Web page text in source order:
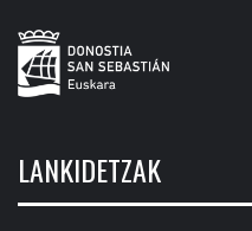
LANKIDETZAK